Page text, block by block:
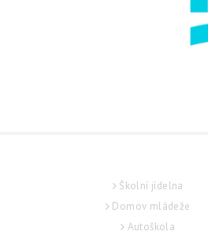
Školní jídelna
Domov mládeže
Autoškola